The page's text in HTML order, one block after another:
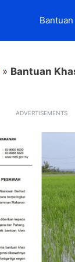
» Bantuan
ADVERTISEMENTS